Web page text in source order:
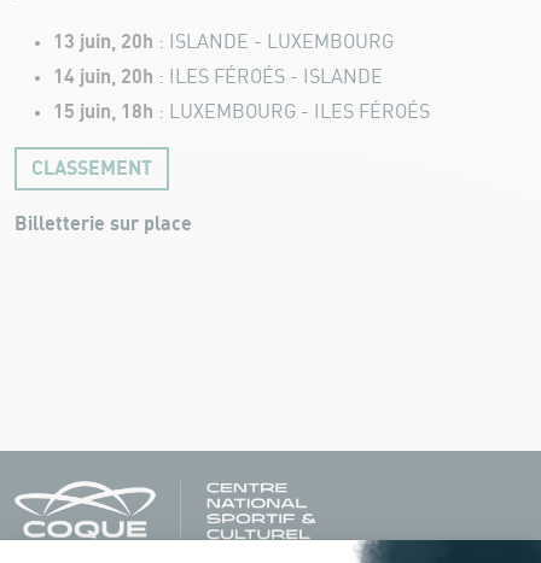
13 juin, 20h : ISLANDE - LUXEMBOURG
14 juin, 20h : ILES FÉROÉS - ISLANDE
15 juin, 18h : LUXEMBOURG - ILES FÉROÉS
CLASSEMENT
Billetterie sur place